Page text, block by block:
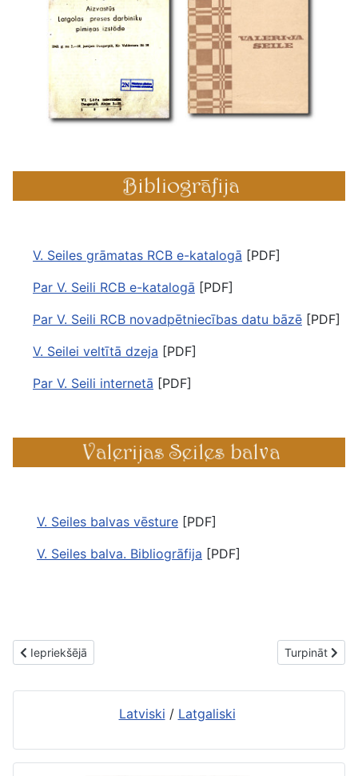
V. Seiles grāmatas RCB e-katalogā [PDF]
Par V. Seili RCB e-katalogā [PDF]
Par V. Seili RCB novadpētniecības datu bāzē [PDF]
V. Seilei veltītā dzeja [PDF]
Par V. Seili internetā [PDF]
V. Seiles balvas vēsture [PDF]
V. Seiles balva. Bibliogrāfija [PDF]
Iepriekšējais raksts: Vladislavs Locis – tautas gara sargātājs
Iepriekšējā Nākamais
Turpināt
Latviski / Latgaliski